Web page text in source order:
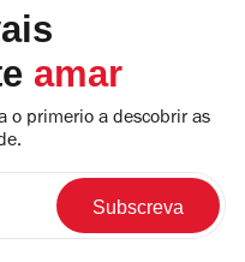
amar
o primerio a descobrir as